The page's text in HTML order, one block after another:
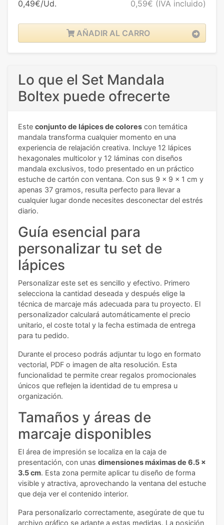
0,49€/Ud. 0,59€ (IVA incluido)
AÑADIR AL CARRO
Lo que el Set Mandala
Boltex puede ofrecerte
Este conjunto de lápices de colores con temática
mandala transforma cualquier momento en una
experiencia de relajación creativa. Incluye 12 lápices
hexagonales multicolor y 12 láminas con diseños
mandala exclusivos, todo presentado en un práctico
estuche de cartón con ventana. Con sus 9 x 9 x 1 cm y
apenas 37 gramos, resulta perfecto para llevar a
cualquier lugar donde necesites desconectar del estrés
diario.
Guía esencial para
personalizar tu set de
lápices
Personalizar este set es sencillo y efectivo. Primero
selecciona la cantidad deseada y después elige la
técnica de marcaje más adecuada para tu proyecto. El
personalizador calculará automáticamente el precio
unitario, el coste total y la fecha estimada de entrega
para tu pedido.
Durante el proceso podrás adjuntar tu logo en formato
vectorial, PDF o imagen de alta resolución. Esta
funcionalidad te permite crear regalos promocionales
únicos que reflejen la identidad de tu empresa u
organización.
Tamaños y áreas de
marcaje disponibles
El área de impresión se localiza en la caja de
presentación, con unas dimensiones máximas de 6.5 x
3.5 cm. Esta zona permite aplicar tu diseño de forma
visible y atractiva, aprovechando la ventana del estuche
que deja ver el contenido interior.
Para personalizarlo correctamente, asegúrate de que tu
archivo gráfico se adapte a estas medidas. La posición